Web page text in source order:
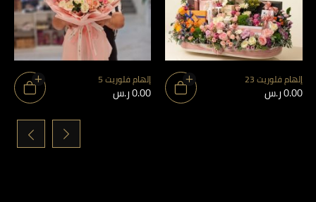
إلهام فلوريت 23
0.00ر.س
إلهام فلوريت 5
0.00ر.س
‹
›